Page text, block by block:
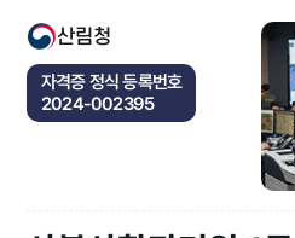
산림청
자격증 정식 등록번호
2024-002395